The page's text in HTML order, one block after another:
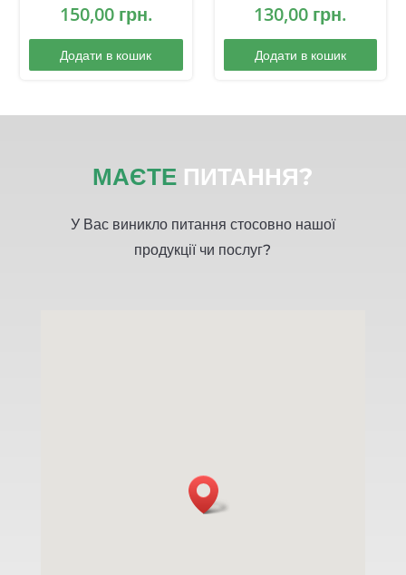
150,00 грн.
Додати в кошик
130,00 грн.
Додати в кошик
МАЄТЕ ПИТАННЯ?
У Вас виникло питання стосовно нашої
продукції чи послуг?